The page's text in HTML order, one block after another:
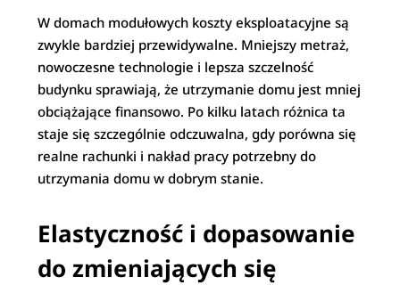
W domach modułowych koszty eksploatacyjne są
zwykle bardziej przewidywalne. Mniejszy metraż,
nowoczesne technologie i lepsza szczelność
budynku sprawiają, że utrzymanie domu jest mniej
obciążające finansowo. Po kilku latach różnica ta
staje się szczególnie odczuwalna, gdy porówna się
realne rachunki i nakład pracy potrzebny do
utrzymania domu w dobrym stanie.
Elastyczność i dopasowanie
do zmieniających się